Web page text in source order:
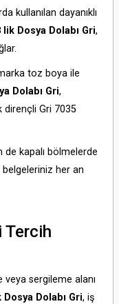
kullanılan dayanıklı
lik Dosya Dolabı Gri,
toz boya ile
Dolabı Gri,
dirençli Gri 7035
de kapalı bölmelerde
her an
Tercih
veya sergileme alanı
Dolabı Gri, iş